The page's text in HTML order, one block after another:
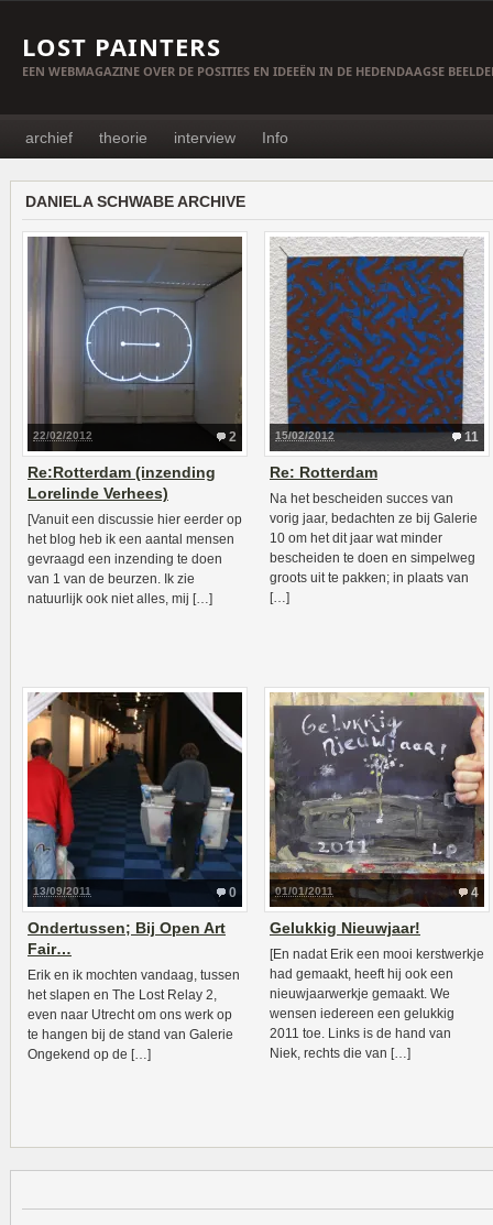
LOST PAINTERS
EEN WEBMAGAZINE OVER DE POSITIES EN IDEEËN IN DE HEDENDAAGSE
archief theorie interview Info
DANIELA SCHWABE ARCHIVE
2
22/02/2012
Re:Rotterdam (inzending
Lorelinde Verhees)
[Vanuit een discussie hier eerder op
het blog heb ik een aantal mensen
gevraagd een inzending te doen
van 1 van de beurzen. Ik zie
natuurlijk ook niet alles, mij […]
11
15/02/2012
Re: Rotterdam
Na het bescheiden succes van
vorig jaar, bedachten ze bij Galerie
10 om het dit jaar wat minder
bescheiden te doen en simpelweg
groots uit te pakken; in plaats van
[…]
0
13/09/2011
Ondertussen; Bij Open Art
Fair…
Erik en ik mochten vandaag, tussen
het slapen en The Lost Relay 2,
even naar Utrecht om ons werk op
te hangen bij de stand van Galerie
Ongekend op de […]
4
01/01/2011
Gelukkig Nieuwjaar!
[En nadat Erik een mooi kerstwerkje
had gemaakt, heeft hij ook een
nieuwjaarwerkje gemaakt. We
wensen iedereen een gelukkig
2011 toe. Links is de hand van
Niek, rechts die van […]